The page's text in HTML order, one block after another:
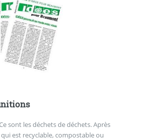
sont les déchets de déchets. Après
est recyclable, compostable ou